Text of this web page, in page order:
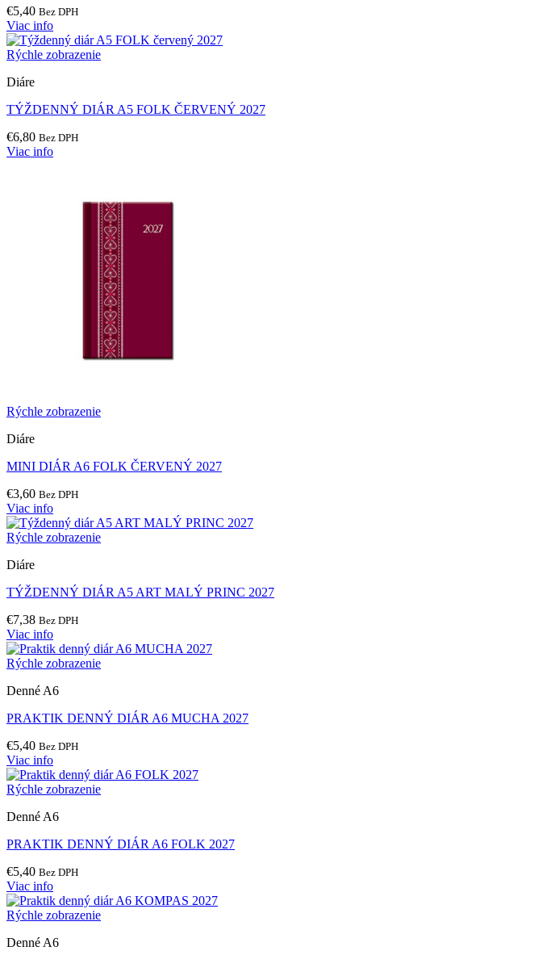
€5,40 Bez DPH
Viac info
Rýchle zobrazenie
Diáre
TÝŽDENNÝ DIÁR A5 FOLK ČERVENÝ 2027
€6,80 Bez DPH
Viac info
Rýchle zobrazenie
Diáre
MINI DIÁR A6 FOLK ČERVENÝ 2027
€3,60 Bez DPH
Viac info
Rýchle zobrazenie
Diáre
TÝŽDENNÝ DIÁR A5 ART MALÝ PRINC 2027
€7,38 Bez DPH
Viac info
Rýchle zobrazenie
Denné A6
PRAKTIK DENNÝ DIÁR A6 MUCHA 2027
€5,40 Bez DPH
Viac info
Rýchle zobrazenie
Denné A6
PRAKTIK DENNÝ DIÁR A6 FOLK 2027
€5,40 Bez DPH
Viac info
Rýchle zobrazenie
Denné A6